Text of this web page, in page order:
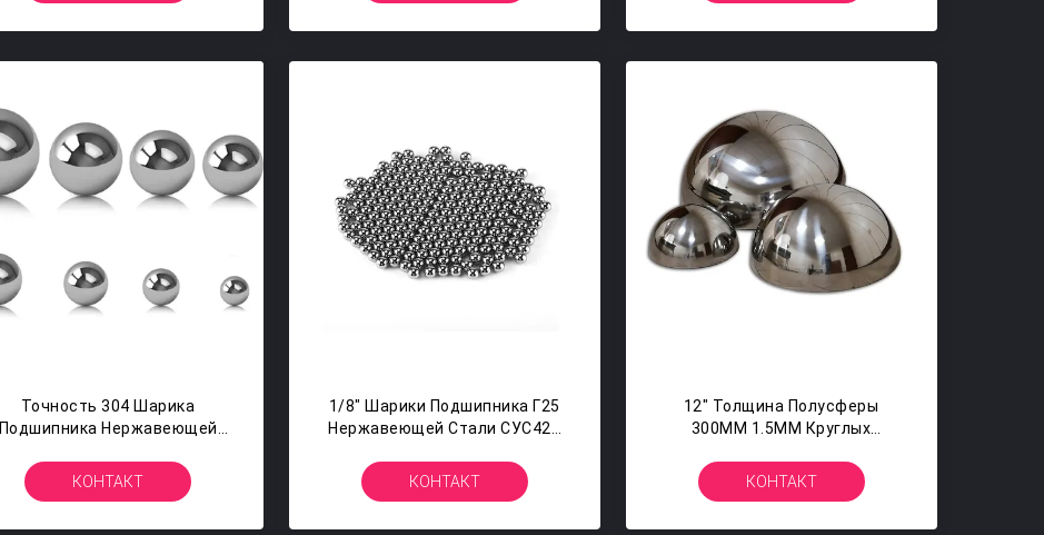
Точность 304 Шарика
Подшипника Нержавеющей
Г100
КОНТАКТ
1/8" Шарики Подшипника Г25
Нержавеющей Стали СУС420
Хирургического
КОНТАКТ
12" Толщина Полусферы
300ММ 1.5ММ Круглых
Половинной Сферы
КОНТАКТ